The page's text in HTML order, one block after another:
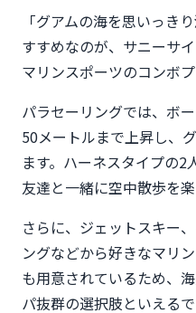
「グアムの海を思いっき
すすめなのが、サニーサ
マリンスポーツのコンボプ
パラセーリングでは、ボ
50メートルまで上昇し、
ます。ハーネスタイプの
友達と一緒に空中散歩を
さらに、ジェットスキー
ングなどから好きなマリ
も用意されているため、
パ抜群の選択肢といえる